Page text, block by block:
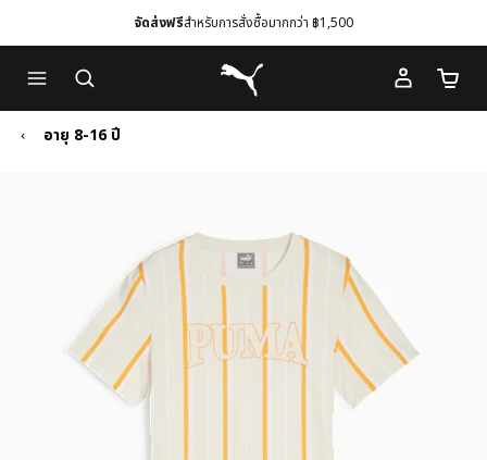
to
Main
content
to
Footer
Content
จัดส่งฟรีสำหรับการสั่งซื้อมากกว่า ฿1,500
Puma โฮม
จำนว
อายุ 8-16 ปี